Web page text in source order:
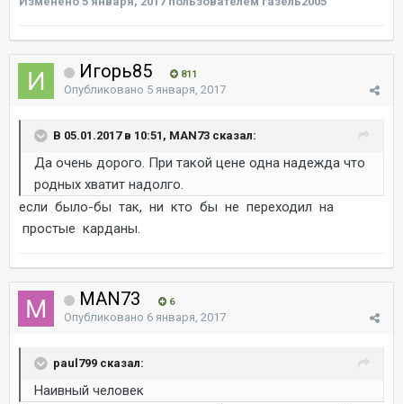
Игорь85 811
Опубликовано 5 января, 2017
В 05.01.2017 в 10:51, MAN73 сказал:
Да очень дорого. При такой цене одна надежда что
родных хватит надолго.
если было-бы так, ни кто бы не переходил на
простые карданы.
MAN73 6
Опубликовано 6 января, 2017
paul799 сказал:
Наивный человек